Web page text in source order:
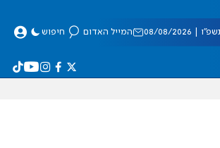
08/2026 המייל האדום חיפוש